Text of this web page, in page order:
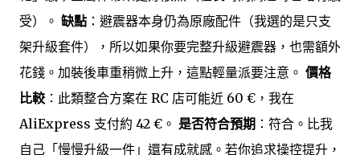
受）。 缺點 ：避震器本身仍為原廠配件（我選的是只支
架升級套件），所以如果你要完整升級避震器，也需額外
花錢。加裝後車重稍微上升，這點輕量派要注意。 價格
比較 ：此類整合方案在 RC 店可能近 60 €，我在
AliExpress 支付約 42 €。 是否符合預期 ：符合。比我
自己「慢慢升級一件」還有成就感。若你追求操控提升，